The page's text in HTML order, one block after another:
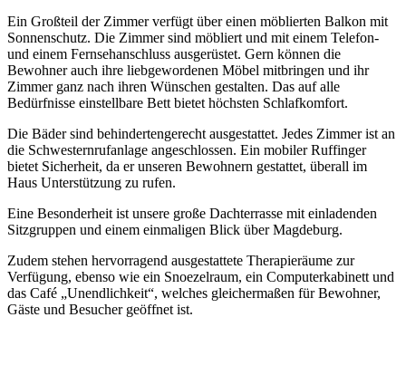
Ein Großteil der Zimmer verfügt über einen möblierten Balkon mit
Sonnenschutz. Die Zimmer sind möbliert und mit einem Telefon-
und einem Fernsehanschluss ausgerüstet. Gern können die
Bewohner auch ihre liebgewordenen Möbel mitbringen und ihr
Zimmer ganz nach ihren Wünschen gestalten. Das auf alle
Bedürfnisse einstellbare Bett bietet höchsten Schlafkomfort.
Die Bäder sind behindertengerecht ausgestattet. Jedes Zimmer ist an
die Schwesternrufanlage angeschlossen. Ein mobiler Ruffinger
bietet Sicherheit, da er unseren Bewohnern gestattet, überall im
Haus Unterstützung zu rufen.
Eine Besonderheit ist unsere große Dachterrasse mit einladenden
Sitzgruppen und einem einmaligen Blick über Magdeburg.
Zudem stehen hervorragend ausgestattete Therapieräume zur
Verfügung, ebenso wie ein Snoezelraum, ein Computerkabinett und
das Café „Unendlichkeit“, welches gleichermaßen für Bewohner,
Gäste und Besucher geöffnet ist.